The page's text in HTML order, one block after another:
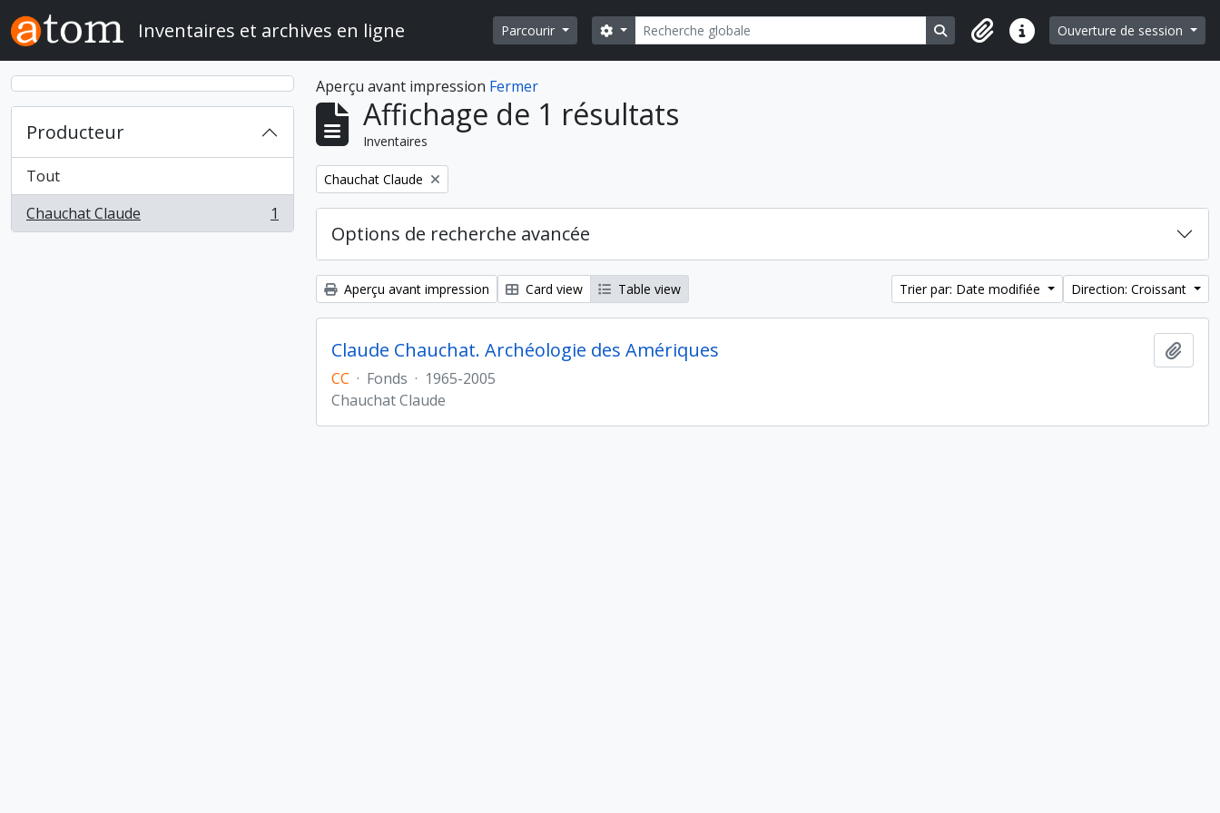
Skip to main content
Inventaires et archives en ligne Parcourir Rechercher
Search options Search in browse page
Liens rapidesOuverture de session
Producteur
Tout
Chauchat Claude
, 1 résultats 1
Aperçu avant impression Fermer
Affichage de 1 résultats
Inventaires
Remove filter:
Chauchat Claude
Options de recherche avancée
Aperçu avant impression Card view Table view Trier par: Date modifiée Direction: Croissant
Claude Chauchat. Archéologie des Amériques
CC · Fonds · 1965-2005
Chauchat Claude